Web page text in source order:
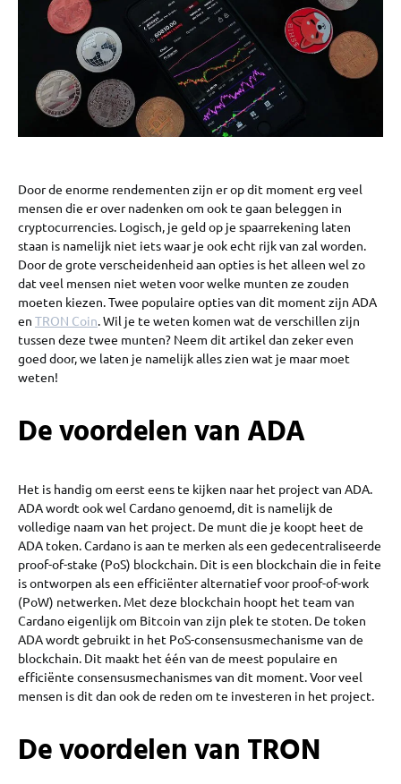
Door de enorme rendementen zijn er op dit moment erg veel
mensen die er over nadenken om ook te gaan beleggen in
cryptocurrencies. Logisch, je geld op je spaarrekening laten
staan is namelijk niet iets waar je ook echt rijk van zal worden.
Door de grote verscheidenheid aan opties is het alleen wel zo
dat veel mensen niet weten voor welke munten ze zouden
moeten kiezen. Twee populaire opties van dit moment zijn ADA
en TRON Coin. Wil je te weten komen wat de verschillen zijn
tussen deze twee munten? Neem dit artikel dan zeker even
goed door, we laten je namelijk alles zien wat je maar moet
weten!
De voordelen van ADA
Het is handig om eerst eens te kijken naar het project van ADA.
ADA wordt ook wel Cardano genoemd, dit is namelijk de
volledige naam van het project. De munt die je koopt heet de
ADA token. Cardano is aan te merken als een gedecentraliseerde
proof-of-stake (PoS) blockchain. Dit is een blockchain die in feite
is ontworpen als een efficiënter alternatief voor proof-of-work
(PoW) netwerken. Met deze blockchain hoopt het team van
Cardano eigenlijk om Bitcoin van zijn plek te stoten. De token
ADA wordt gebruikt in het PoS-consensusmechanisme van de
blockchain. Dit maakt het één van de meest populaire en
efficiënte consensusmechanismes van dit moment. Voor veel
mensen is dit dan ook de reden om te investeren in het project.
De voordelen van TRON